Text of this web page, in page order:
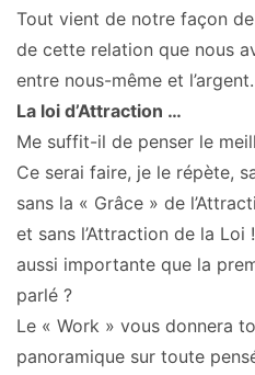
Tout vient de notre façon de
de cette relation que nous
entre nous-même et l’argent.
La loi d’Attraction …
Me suffit-il de penser le
Ce serai faire, je le répète,
sans la « Grâce » de
et sans l’Attraction de la Loi !
aussi importante que la
parlé ?
Le « Work » vous donnera
panoramique sur toute